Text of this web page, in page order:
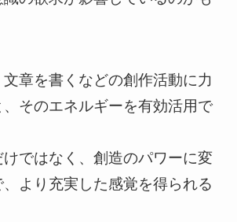
章を書くなどの創作活動に力
そのエネルギーを有効活用で
ではなく、創造のパワーに変
より充実した感覚を得られる